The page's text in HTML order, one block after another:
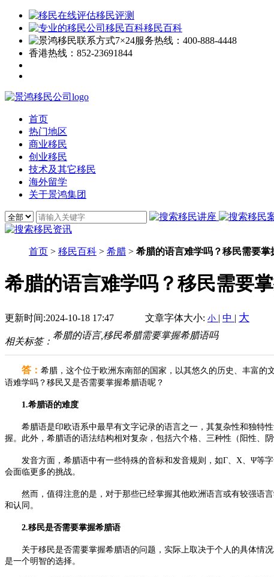
移民评测
移民百科
7×24服务热线： 400-888-4448
香港热线： 852-23691844
首页
热门地区
商业移民
创业移民
技术及其它移民
海外留学
关于景鸿集团
首页 > 移民百科 > 希腊 > 希腊的语言难学吗？移民需要掌
希腊的语言难学吗？移民需要
更新时间:2024-10-18 17:47 文章字体大小: 小 | 中 | 大
相关标签：
希腊的语言,移民希腊需要掌握希腊语吗
答： 希腊，这个位于欧洲东南部的国家，以其悠久的历史、丰富
语难学吗？移民又是否需要掌握希腊语呢？
1.希腊语的难度
希腊语是印欧语系中最早有文字记录的语言之一，其复杂性和独特性
握。此外，希腊语的语法结构相对复杂，包括六个格、三种性（阳性、
发音方面，希腊语中有一些特殊的音标和发音规则，如Γ、Χ、Ψ等字
会面临更多的挑战。
然而，值得注意的是，对于那些已经掌握其他欧洲语言或有较强语言
和认同。
2.移民是否需要掌握希腊语
关于移民是否需要掌握希腊语的问题，实际上取决于个人的具体情况
是一个明智的选择。